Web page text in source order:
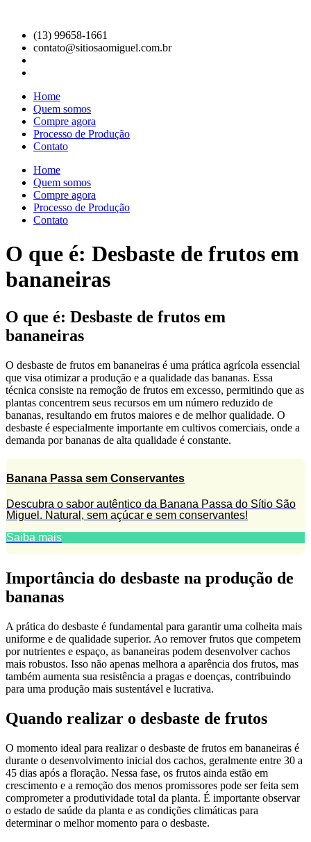
conteúdo
(13) 99658-1661
contato@sitiosaomiguel.com.br
Home
Quem somos
Compre agora
Processo de Produção
Contato
Home
Quem somos
Compre agora
Processo de Produção
Contato
O que é: Desbaste de frutos em
bananeiras
O que é: Desbaste de frutos em
bananeiras
O desbaste de frutos em bananeiras é uma prática agrícola essencial
que visa otimizar a produção e a qualidade das bananas. Essa
técnica consiste na remoção de frutos em excesso, permitindo que as
plantas concentrem seus recursos em um número reduzido de
bananas, resultando em frutos maiores e de melhor qualidade. O
desbaste é especialmente importante em cultivos comerciais, onde a
demanda por bananas de alta qualidade é constante.
Banana Passa sem Conservantes
Descubra o sabor autêntico da Banana Passa do Sítio São
Miguel. Natural, sem açúcar e sem conservantes!
Saiba mais
Importância do desbaste na produção de
bananas
A prática do desbaste é fundamental para garantir uma colheita mais
uniforme e de qualidade superior. Ao remover frutos que competem
por nutrientes e espaço, as bananeiras podem desenvolver cachos
mais robustos. Isso não apenas melhora a aparência dos frutos, mas
também aumenta sua resistência a pragas e doenças, contribuindo
para uma produção mais sustentável e lucrativa.
Quando realizar o desbaste de frutos
O momento ideal para realizar o desbaste de frutos em bananeiras é
durante o desenvolvimento inicial dos cachos, geralmente entre 30 a
45 dias após a floração. Nessa fase, os frutos ainda estão em
crescimento e a remoção dos menos promissores pode ser feita sem
comprometer a produtividade total da planta. É importante observar
o estado de saúde da planta e as condições climáticas para
determinar o melhor momento para o desbaste.